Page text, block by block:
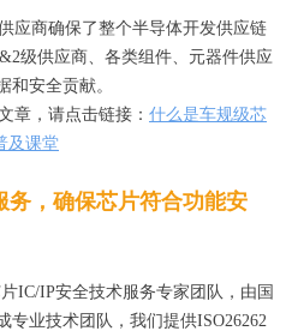
应商确保了整个半导体开发供应链
&2级供应商、各类组件、元器件供应
和安全贡献。
章，请点击链接： 什么是车规级芯
及课堂
，确保芯片符合功能安
IC/IP安全技术服务专家团队 ，由 国
专业技术团队，我们提供ISO26262